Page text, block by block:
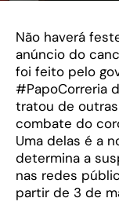
Não haverá
anúncio do
foi feito pelo
#PapoCorreria
tratou de
combate do
Uma delas é a
determina a
nas redes
partir de 3 de